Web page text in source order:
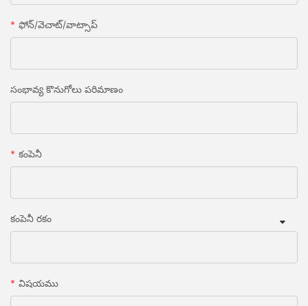
ఫోన్/వెచాట్/వాట్సాప్
సంభావ్య కొనుగోలు పరిమాణం
కంపెనీ
కంపెనీ రకం
విషయము